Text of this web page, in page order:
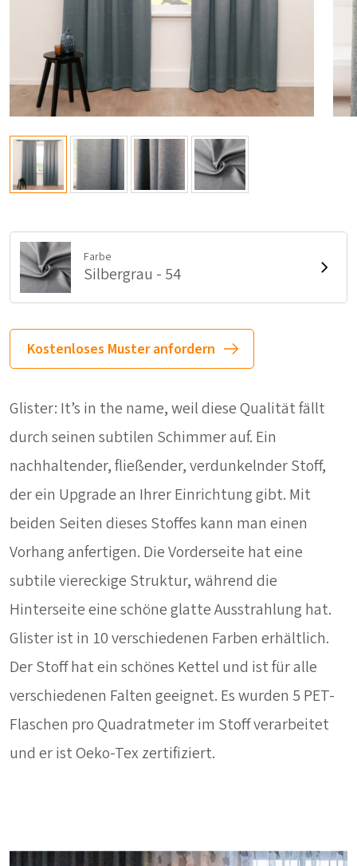
Farbe
Silbergrau - 54
Kostenloses Muster anfordern
Glister: It’s in the name, weil diese Qualität fällt
durch seinen subtilen Schimmer auf. Ein
nachhaltender, fließender, verdunkelnder Stoff,
der ein Upgrade an Ihrer Einrichtung gibt. Mit
beiden Seiten dieses Stoffes kann man einen
Vorhang anfertigen. Die Vorderseite hat eine
subtile viereckige Struktur, während die
Hinterseite eine schöne glatte Ausstrahlung hat.
Glister ist in 10 verschiedenen Farben erhältlich.
Der Stoff hat ein schönes Kettel und ist für alle
verschiedenen Falten geeignet. Es wurden 5 PET-
Flaschen pro Quadratmeter im Stoff verarbeitet
und er ist Oeko-Tex zertifiziert.